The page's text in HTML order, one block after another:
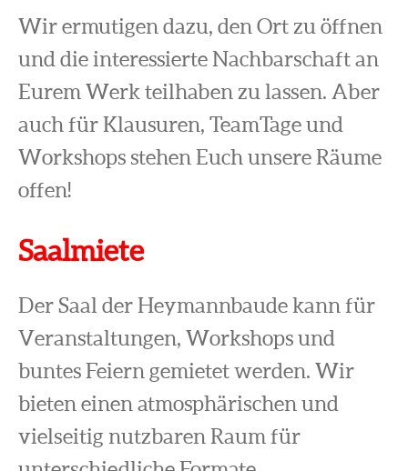
Wir ermutigen dazu, den Ort zu öffnen
und die interessierte Nachbarschaft an
Eurem Werk teilhaben zu lassen. Aber
auch für Klausuren, TeamTage und
Workshops stehen Euch unsere Räume
offen!
Saalmiete
Der Saal der Heymannbaude kann für
Veranstaltungen, Workshops und
buntes Feiern gemietet werden. Wir
bieten einen atmosphärischen und
vielseitig nutzbaren Raum für